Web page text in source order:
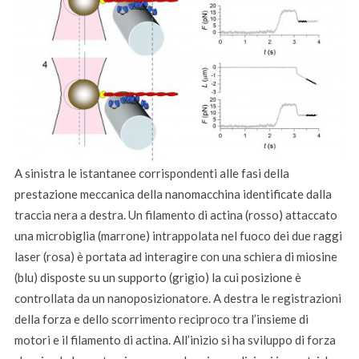
A sinistra le istantanee corrispondenti alle fasi della
prestazione meccanica della nanomacchina identificate dalla
traccia nera a destra. Un filamento di actina (rosso) attaccato
una microbiglia (marrone) intrappolata nel fuoco dei due raggi
laser (rosa) è portata ad interagire con una schiera di miosine
(blu) disposte su un supporto (grigio) la cui posizione è
controllata da un nanoposizionatore. A destra le registrazioni
della forza e dello scorrimento reciproco tra l’insieme di
motori e il filamento di actina. All’inizio si ha sviluppo di forza